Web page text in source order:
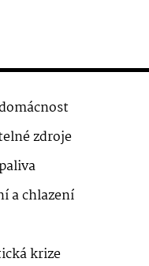
zdroje
a chlazení
krize